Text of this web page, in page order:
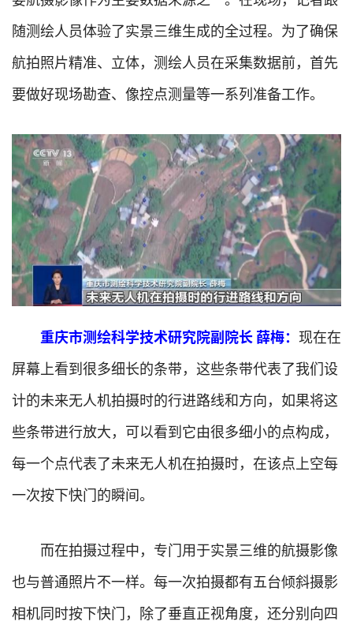
随测绘人员体验了实景三维生成的全过程。为了确保
航拍照片精准、立体，测绘人员在采集数据前，首先
要做好现场勘查、像控点测量等一系列准备工作。
重庆市测绘科学技术研究院副院长 薛梅： 现在在
屏幕上看到很多细长的条带，这些条带代表了我们设
计的未来无人机拍摄时的行进路线和方向，如果将这
些条带进行放大，可以看到它由很多细小的点构成，
每一个点代表了未来无人机在拍摄时，在该点上空每
一次按下快门的瞬间。
而在拍摄过程中，专门用于实景三维的航摄影像
也与普通照片不一样。每一次拍摄都有五台倾斜摄影
相机同时按下快门，除了垂直正视角度，还分别向四